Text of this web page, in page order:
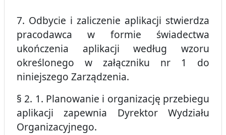
7. Odbycie i zaliczenie aplikacji stwierdza
pracodawca w formie świadectwa
ukończenia aplikacji według wzoru
określonego w załączniku nr 1 do
niniejszego Zarządzenia.
§ 2. 1. Planowanie i organizację przebiegu
aplikacji zapewnia Dyrektor Wydziału
Organizacyjnego.